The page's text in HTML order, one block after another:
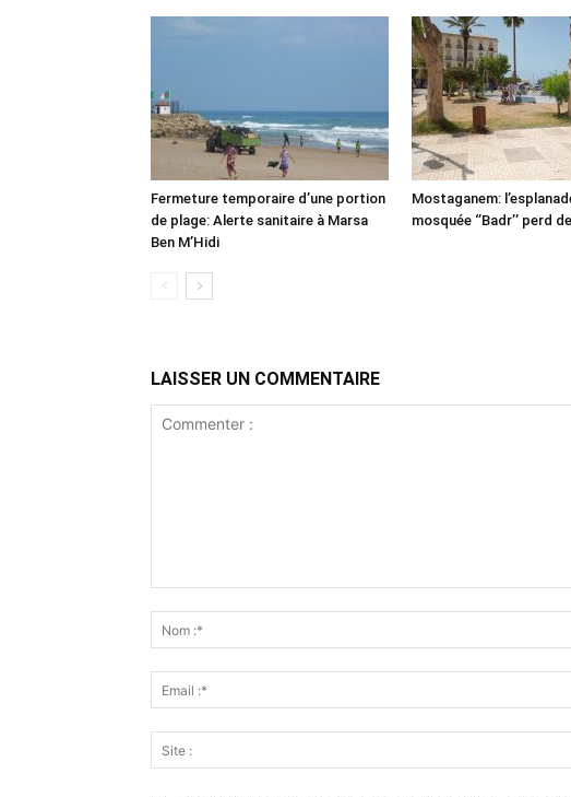
Fermeture temporaire d’une portion
de plage: Alerte sanitaire à Marsa
Ben M’Hidi
Mostaganem:
mosquée ‘’Badr’’ perd
LAISSER UN COMMENTAIRE